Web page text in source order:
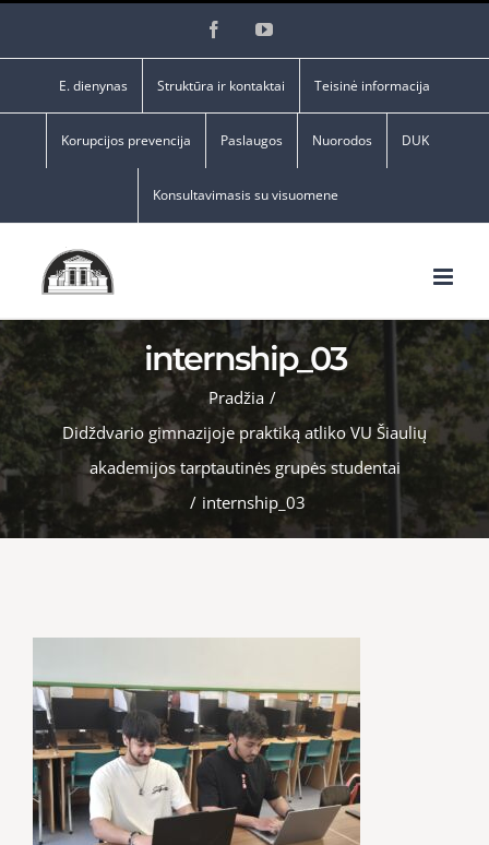
FacebookYouTube
E. dienynas Struktūra ir kontaktai Teisinė informacija
Korupcijos prevencija Paslaugos Nuorodos DUK
Konsultavimasis su visuomene
internship_03
Pradžia /
Didždvario gimnazijoje praktiką atliko VU Šiaulių
akademijos tarptautinės grupės studentai
/ internship_03